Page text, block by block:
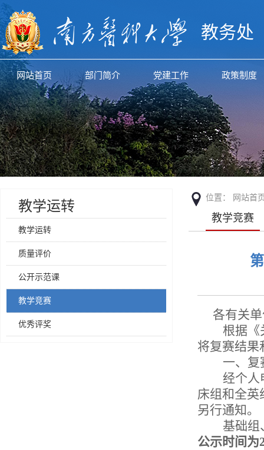
教务处
网站首页 部门简介 党建工作 政策制度
教学运转
教学运转
质量评价
公开示范课
教学竞赛
优秀评奖
位置： 网站首
教学竞赛
各有关
根据《
将复赛结果
一、复
经个人
床组和全英
另行通知。
基础组
公示时间为